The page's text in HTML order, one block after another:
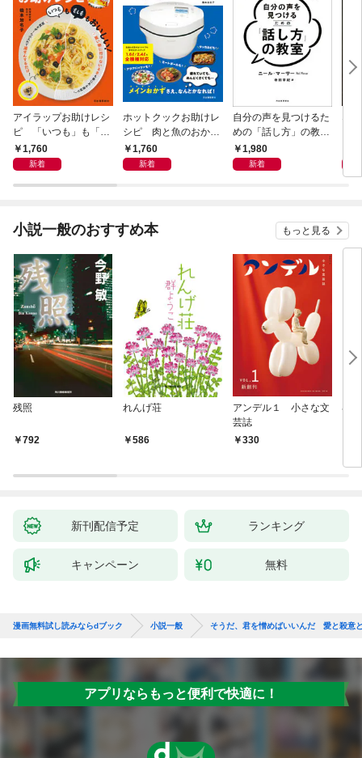
アイラップお助けレシ
ピ 「いつも」も「も
しも」もおいしい！
1,760
新着
ホットクックお助けレ
シピ 肉と魚のおか
ず 少ない材料＆調味
料で、あとはスイッチ
1,760
新着
自分の声を見つけるた
めの「話し方」の教
室 Ｏｒａｃｙ（オラ
シー）
1,980
新着
な
小説一般のおすすめ本 もっと見る
残照
792
れんげ荘
586
アンデル１ 小さな文
芸誌
330
琴
新刊配信予定 ランキング
キャンペーン 無料
漫画無料試し読みならdブック 小説一般 そうだ、君を憎めばいいんだ 愛と殺意
アプリならもっと便利で快適に！